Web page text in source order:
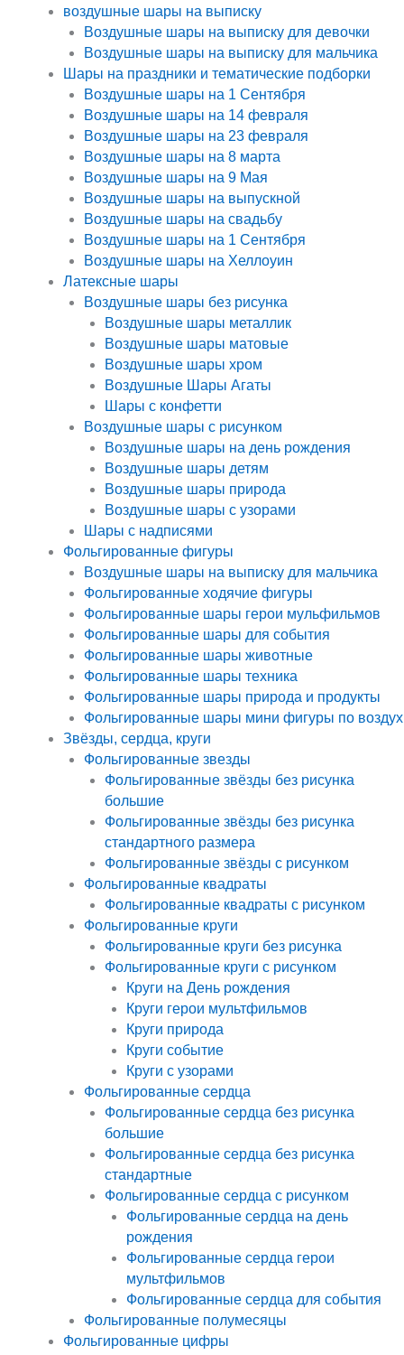
воздушные шары на выписку
Воздушные шары на выписку для девочки
Воздушные шары на выписку для мальчика
Шары на праздники и тематические подборки
Воздушные шары на 1 Сентября
Воздушные шары на 14 февраля
Воздушные шары на 23 февраля
Воздушные шары на 8 марта
Воздушные шары на 9 Мая
Воздушные шары на выпускной
Воздушные шары на свадьбу
Воздушные шары на 1 Сентября
Воздушные шары на Хеллоуин
Латексные шары
Воздушные шары без рисунка
Воздушные шары металлик
Воздушные шары матовые
Воздушные шары хром
Воздушные Шары Агаты
Шары с конфетти
Воздушные шары с рисунком
Воздушные шары на день рождения
Воздушные шары детям
Воздушные шары природа
Воздушные шары с узорами
Шары с надписями
Фольгированные фигуры
Воздушные шары на выписку для мальчика
Фольгированные ходячие фигуры
Фольгированные шары герои мульфильмов
Фольгированные шары для события
Фольгированные шары животные
Фольгированные шары техника
Фольгированные шары природа и продукты
Фольгированные шары мини фигуры по воздух
Звёзды, сердца, круги
Фольгированные звезды
Фольгированные звёзды без рисунка
большие
Фольгированные звёзды без рисунка
стандартного размера
Фольгированные звёзды с рисунком
Фольгированные квадраты
Фольгированные квадраты с рисунком
Фольгированные круги
Фольгированные круги без рисунка
Фольгированные круги с рисунком
Круги на День рождения
Круги герои мультфильмов
Круги природа
Круги событие
Круги с узорами
Фольгированные сердца
Фольгированные сердца без рисунка
большие
Фольгированные сердца без рисунка
стандартные
Фольгированные сердца с рисунком
Фольгированные сердца на день
рождения
Фольгированные сердца герои
мультфильмов
Фольгированные сердца для события
Фольгированные полумесяцы
Фольгированные цифры